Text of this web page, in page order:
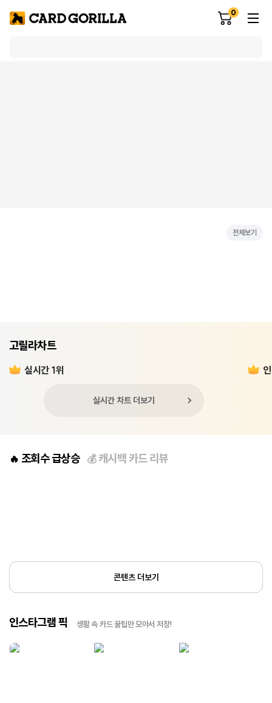
0
전체보기
고릴라차트
실시간 1위
실시간 차트 더보기
🔥 조회수 급상승 💰캐시백 카드 리뷰
콘텐츠 더보기
인스타그램 픽 생활 속 카드 꿀팁만 모아서 저장!